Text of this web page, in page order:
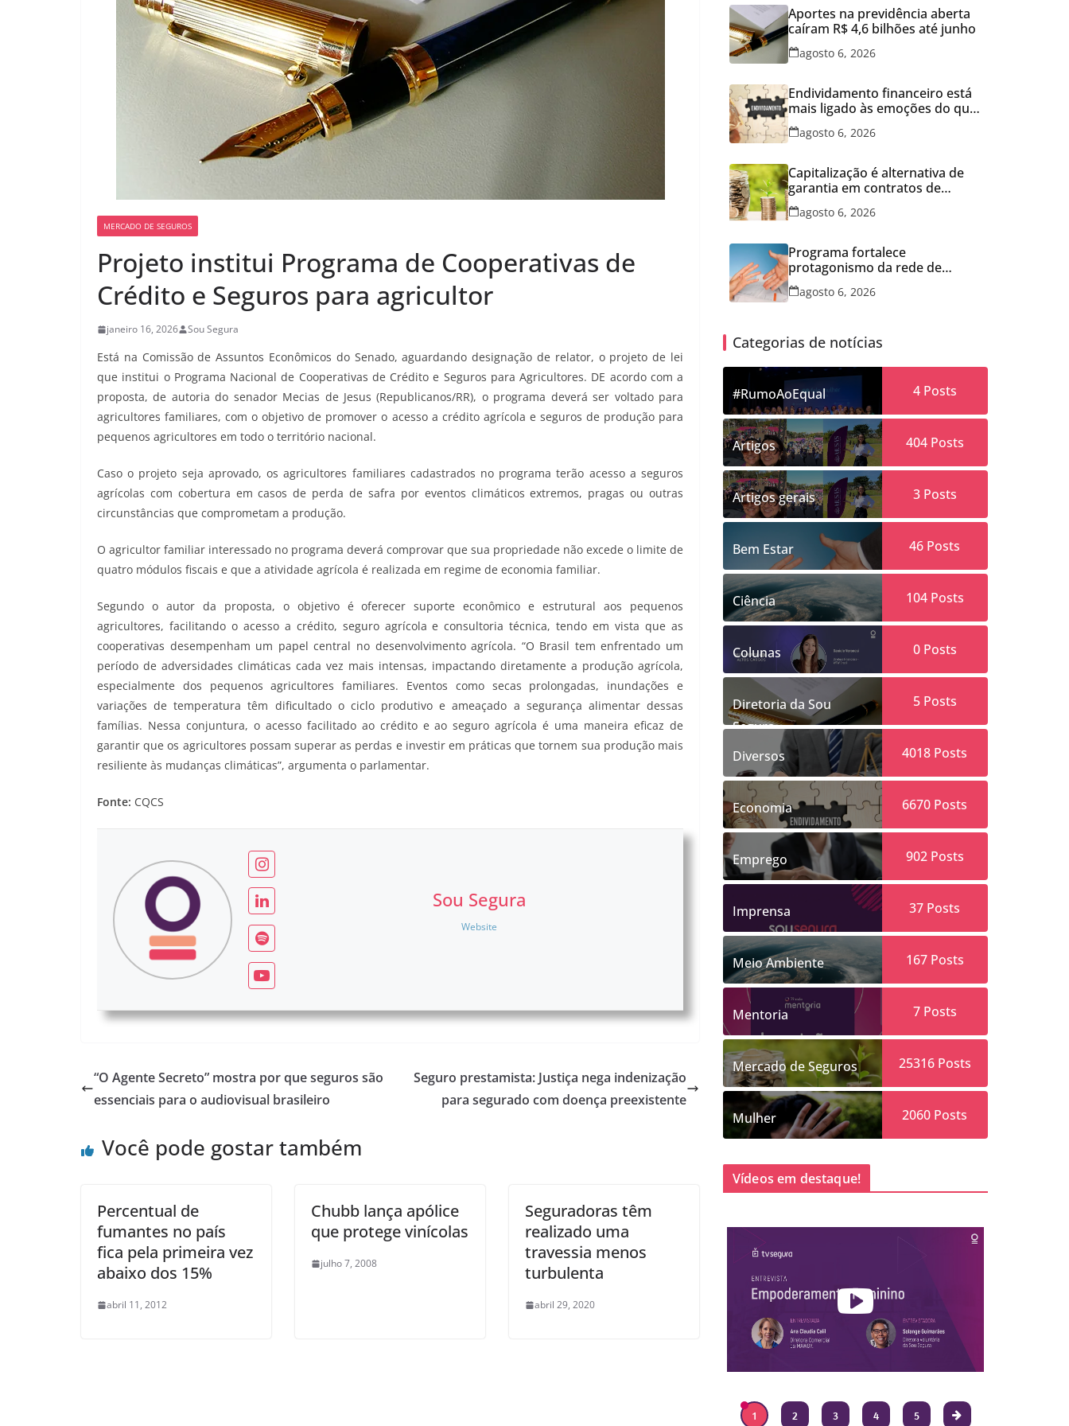
MERCADO DE SEGUROS
Projeto institui Programa de Cooperativas de
Crédito e Seguros para agricultor
janeiro 16, 2026 Sou Segura
Está na Comissão de Assuntos Econômicos do Senado, aguardando designação de relator, o projeto de lei
que institui o Programa Nacional de Cooperativas de Crédito e Seguros para Agricultores. DE acordo com a
proposta, de autoria do senador Mecias de Jesus (Republicanos/RR), o programa deverá ser voltado para
agricultores familiares, com o objetivo de promover o acesso a crédito agrícola e seguros de produção para
pequenos agricultores em todo o território nacional.
Caso o projeto seja aprovado, os agricultores familiares cadastrados no programa terão acesso a seguros
agrícolas com cobertura em casos de perda de safra por eventos climáticos extremos, pragas ou outras
circunstâncias que comprometam a produção.
O agricultor familiar interessado no programa deverá comprovar que sua propriedade não excede o limite de
quatro módulos fiscais e que a atividade agrícola é realizada em regime de economia familiar.
Segundo o autor da proposta, o objetivo é oferecer suporte econômico e estrutural aos pequenos
agricultores, facilitando o acesso a crédito, seguro agrícola e consultoria técnica, tendo em vista que as
cooperativas desempenham um papel central no desenvolvimento agrícola. “O Brasil tem enfrentado um
período de adversidades climáticas cada vez mais intensas, impactando diretamente a produção agrícola,
especialmente dos pequenos agricultores familiares. Eventos como secas prolongadas, inundações e
variações de temperatura têm dificultado o ciclo produtivo e ameaçado a segurança alimentar dessas
famílias. Nessa conjuntura, o acesso facilitado ao crédito e ao seguro agrícola é uma maneira eficaz de
garantir que os agricultores possam superar as perdas e investir em práticas que tornem sua produção mais
resiliente às mudanças climáticas”, argumenta o parlamentar.
Fonte: CQCS
Sou Segura
Website
“O Agente Secreto” mostra por que seguros são
essenciais para o audiovisual brasileiro
Seguro prestamista: Justiça nega indenização
para segurado com doença preexistente
Você pode gostar também
Percentual de
fumantes no país
fica pela primeira vez
abaixo dos 15%
abril 11, 2012
Chubb lança apólice
que protege vinícolas
julho 7, 2008
Seguradoras têm
realizado uma
travessia menos
turbulenta
abril 29, 2020
Aportes na previdência aberta
caíram R$ 4,6 bilhões até junho
agosto 6, 2026
Endividamento financeiro está
mais ligado às emoções do que
à falta de conhecimento
agosto 6, 2026
Capitalização é alternativa de
garantia em contratos de
aluguel
agosto 6, 2026
Programa fortalece
protagonismo da rede de
franquias
agosto 6, 2026
Categorias de notícias
#RumoAoEqual 4Posts
Artigos 404Posts
Artigos gerais 3Posts
Bem Estar 46 Posts
Ciência 104Posts
Colunas 0Posts
Diretoria da Sou
Segura
5Posts
Diversos 4018 Posts
Economia 6670 Posts
Emprego 902Posts
Imprensa 37 Posts
Meio Ambiente 167Posts
Mentoria 7Posts
Mercado de Seguros 25316Posts
Mulher 2060 Posts
Vídeos em destaque!
1 2 3 4 5